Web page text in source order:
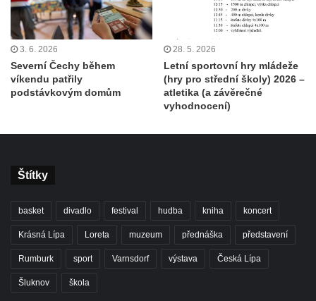
3. 6. 2026
Severní Čechy během
víkendu patřily
podstávkovým domům
28. 5. 2026
Letní sportovní hry mládeže
(hry pro střední školy) 2026 –
atletika (a závěrečné
vyhodnocení)
Štítky
basket divadlo festival hudba kniha koncert
Krásná Lípa Loreta muzeum přednáška představení
Rumburk sport Varnsdorf výstava Česká Lípa
Šluknov škola